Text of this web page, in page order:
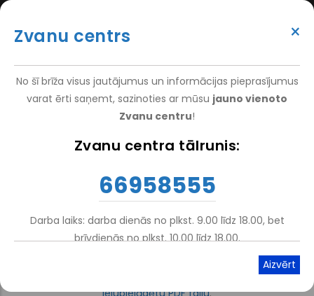
Pārlekt
galveno
MENU
VAKANCES
DARBINIEKIEM
Atpakaļceļš
Atskaņot tekstu Viegli lasīt
Kļūda ielādējot dokumentu. Jūsu tīmekļa pārlūkprogrammai
noklikšķināt šeit, lai
lejupielādētu PDF failu.
×
Zvanu centrs
No šī brīža visus jautājumus un informācijas pieprasījumus
varat ērti saņemt, sazinoties ar mūsu jauno vienoto
Zvanu centru!
Zvanu centra tālrunis:
66958555
Darba laiks: darba dienās no plkst. 9.00 līdz 18.00, bet
brīvdienās no plkst. 10.00 līdz 18.00.